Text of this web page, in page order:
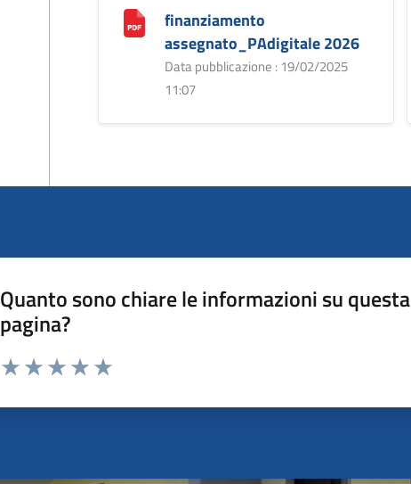
finanziamento
assegnato_PAdigitale 2026
Data pubblicazione : 19/02/2025
11:07
Quanto sono chiare le informazioni su questa
pagina?
Valuta da 1 a 5 stelle la pagina